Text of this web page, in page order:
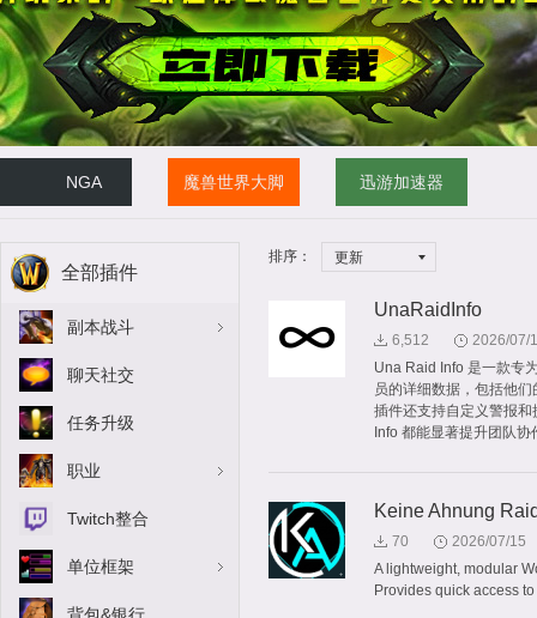
NGA 魔兽世界大脚 迅游加速器
全部插件
副本战斗
聊天社交
任务升级
职业
Twitch整合
单位框架
排序： 更新
UnaRaidInfo
6,512
2026/07/
Una Raid Info 是一款专
员的详细数据，包括他
插件还支持自定义警报
Info 都能显著提升团队
Keine Ahnung
70
2026/07/15
A lightweight, modular
Provides quick access